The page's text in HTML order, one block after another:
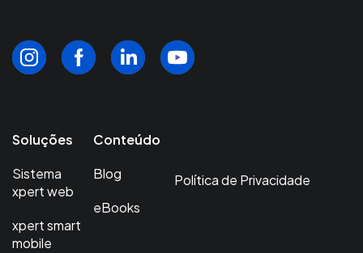
Soluções
Sistema
xpert web
xpert smart
mobile
Conteúdo
Blog
eBooks
Política de Privacidade